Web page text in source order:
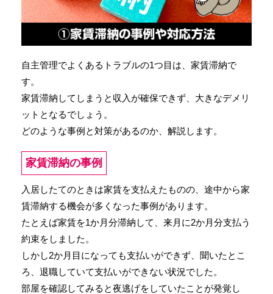
自主管理でよくあるトラブルの1つ目は、家賃滞納で
す。
家賃滞納してしまうと収入が確保できず、大きなデメリ
ットとなるでしょう。
どのような事例と対策があるのか、解説します。
家賃滞納の事例
入居したてのときは家賃を支払えたものの、途中から家
賃滞納する機会が多くなった事例があります。
たとえば家賃を1か月分滞納して、来月に2か月分支払う
約束をしました。
しかし2か月目になっても支払いができず、聞いたとこ
ろ、退職していて支払いができない状況でした。
部屋を確認してみると夜逃げをしていたことが発覚し